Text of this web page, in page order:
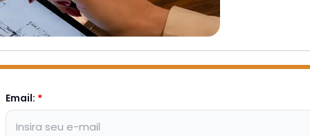
Email: *